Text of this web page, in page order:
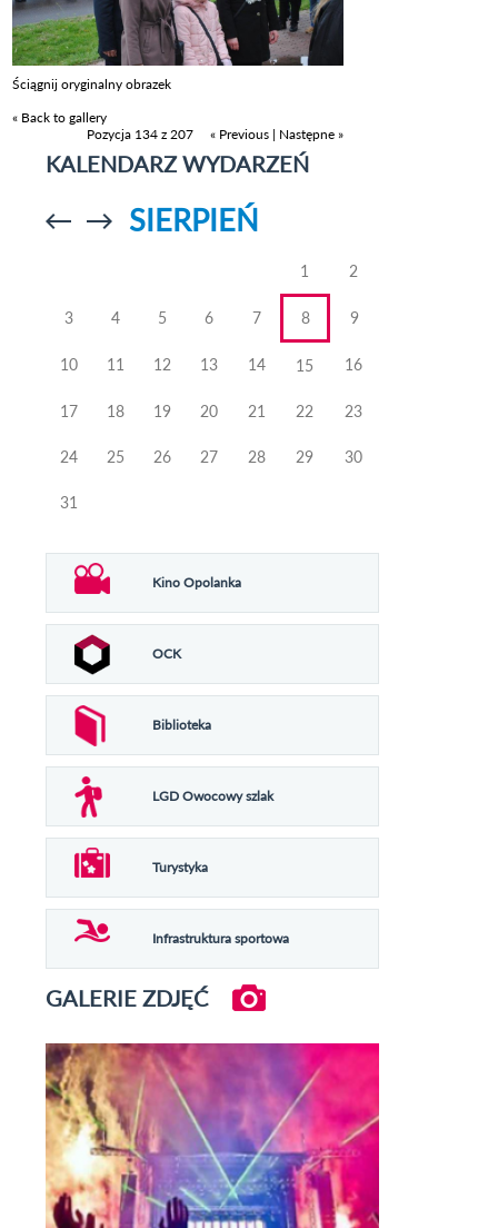
Ściągnij oryginalny obrazek
« Back to gallery
Pozycja 134 z 207
« Previous | Następne »
KALENDARZ WYDARZEŃ
Przejdź doPrzejdź do
SIERPIEŃ
1 2
3 4 5 6 7 8 9
10 11 12 13 14 15 16
17 18 19 20 21 22 23
24 25 26 27 28 29 30
31
Kino Opolanka
OCK
Biblioteka
LGD Owocowy szlak
Turystyka
Infrastruktura sportowa
GALERIE ZDJĘĆ